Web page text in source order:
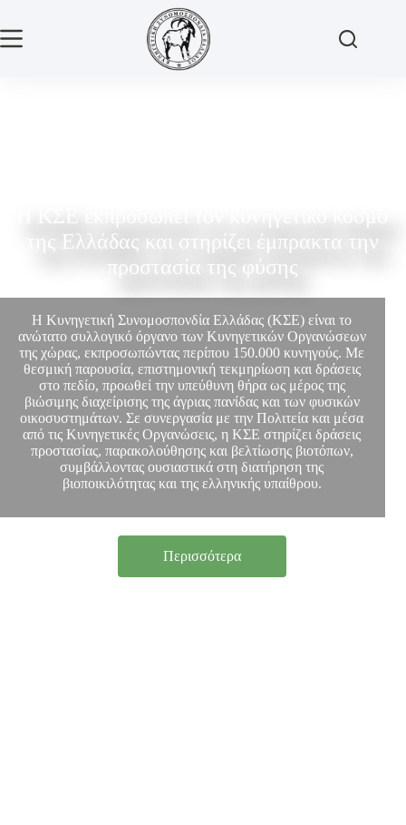
της Ελλάδας και στηρίζει έμπρακτα την
προστασία της φύσης
Η Κυνηγετική Συνομοσπονδία Ελλάδας (ΚΣΕ) είναι το
ανώτατο συλλογικό όργανο των Κυνηγετικών Οργανώσεων
της χώρας, εκπροσωπώντας περίπου 150.000 κυνηγούς. Με
θεσμική παρουσία, επιστημονική τεκμηρίωση και δράσεις
στο πεδίο, προωθεί την υπεύθυνη θήρα ως μέρος της
βιώσιμης διαχείρισης της άγριας πανίδας και των φυσικών
οικοσυστημάτων. Σε συνεργασία με την Πολιτεία και μέσα
από τις Κυνηγετικές Οργανώσεις, η ΚΣΕ στηρίζει δράσεις
προστασίας, παρακολούθησης και βελτίωσης βιοτόπων,
συμβάλλοντας ουσιαστικά στη διατήρηση της
βιοποικιλότητας και της ελληνικής υπαίθρου.
Περισσότερα